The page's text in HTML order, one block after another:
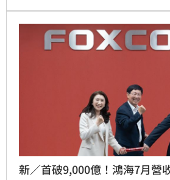
一站式金融平台。透過Richart
股工具，協助民眾超前部署長壽人
諮詢與互動體驗，以科技守護高齡
產，展現全面金融防護網與退休金
新／首破9,000億！鴻海7月營